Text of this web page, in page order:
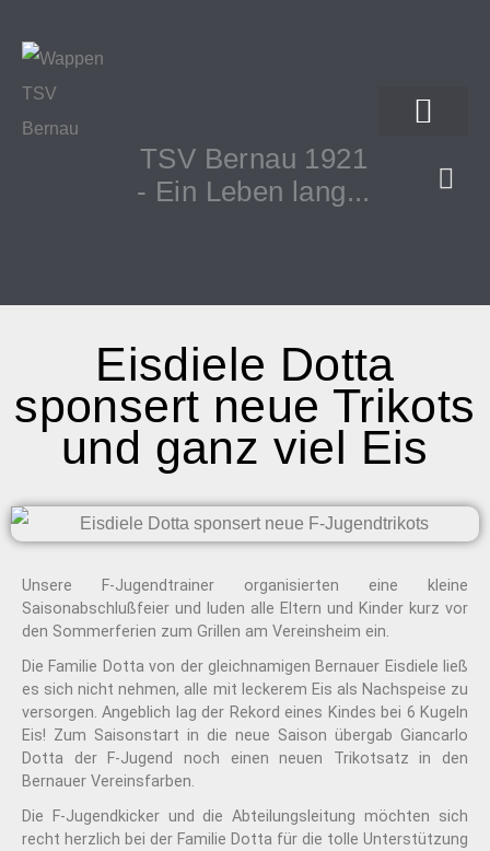
TSV Bernau 1921
- Ein Leben lang...
Eisdiele Dotta
sponsert neue Trikots
und ganz viel Eis
Unsere F-Jugendtrainer organisierten eine kleine
Saisonabschlußfeier und luden alle Eltern und Kinder kurz vor
den Sommerferien zum Grillen am Vereinsheim ein.
Die Familie Dotta von der gleichnamigen Bernauer Eisdiele ließ
es sich nicht nehmen, alle mit leckerem Eis als Nachspeise zu
versorgen. Angeblich lag der Rekord eines Kindes bei 6 Kugeln
Eis! Zum Saisonstart in die neue Saison übergab Giancarlo
Dotta der F-Jugend noch einen neuen Trikotsatz in den
Bernauer Vereinsfarben.
Die F-Jugendkicker und die Abteilungsleitung möchten sich
recht herzlich bei der Familie Dotta für die tolle Unterstützung